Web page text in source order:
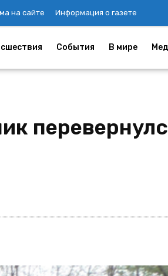
на сайте Информация о газете
События В мире